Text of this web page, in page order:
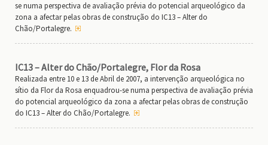
se numa perspectiva de avaliação prévia do potencial arqueológico da
zona a afectar pelas obras de construção do IC13 – Alter do
Chão/Portalegre.
IC13 – Alter do Chão/Portalegre, Flor da Rosa
Realizada entre 10 e 13 de Abril de 2007, a intervenção arqueológica no
sítio da Flor da Rosa enquadrou-se numa perspectiva de avaliação prévia
do potencial arqueológico da zona a afectar pelas obras de construção
do IC13 – Alter do Chão/Portalegre.